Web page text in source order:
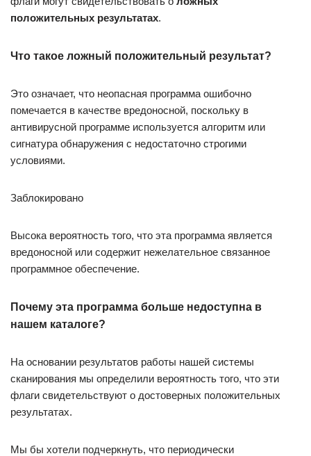
положительных результатах.
Что такое ложный положительный результат?
Это означает, что неопасная программа ошибочно
помечается в качестве вредоносной, поскольку в
антивирусной программе используется алгоритм или
сигнатура обнаружения с недостаточно строгими
условиями.
Заблокировано
Высока вероятность того, что эта программа является
вредоносной или содержит нежелательное связанное
программное обеспечение.
Почему эта программа больше недоступна в
нашем каталоге?
На основании результатов работы нашей системы
сканирования мы определили вероятность того, что эти
флаги свидетельствуют о достоверных положительных
результатах.
Мы бы хотели подчеркнуть, что периодически